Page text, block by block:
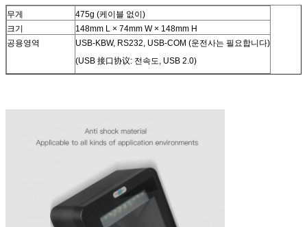
무게
475g (케이블 없이)
크기
148mm L × 74mm W × 148mm H
공용영역
USB-KBW, RS232, USB-COM (운전사는 필요합니다)
(USB 接口协议: 전속도, USB 2.0)